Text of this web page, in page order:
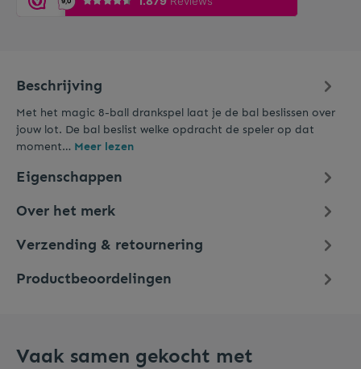
Beschrijving
Met het magic 8-ball drankspel laat je de bal beslissen over
jouw lot. De bal beslist welke opdracht de speler op dat
moment… Meer lezen
Eigenschappen
Over het merk
Verzending & retournering
Productbeoordelingen
Vaak samen gekocht met